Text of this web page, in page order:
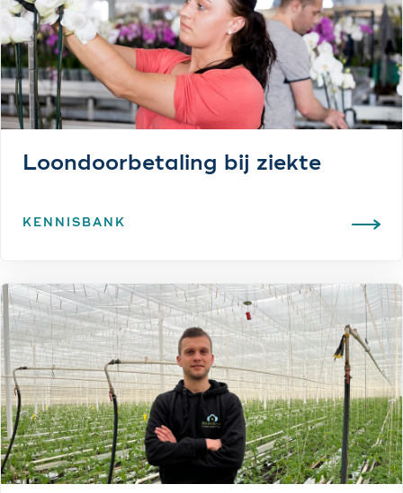
Loondoorbetaling bij ziekte
KENNISBANK